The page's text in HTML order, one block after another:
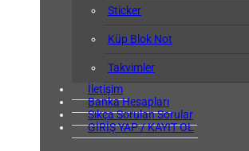
Sticker
Küp Blok Not
Takvimler
İletişim
Banka Hesapları
Sıkça Sorulan Sorular
GİRİŞ YAP / KAYIT OL